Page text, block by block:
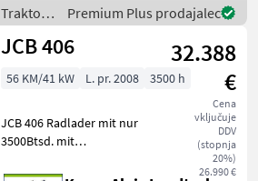
Außenbedienung
Frontkraftheber: Ja; Anzahl
Traktor /
JCB
Premium Plus prodajalec
JCB 406
32.388
€
Cena
vključuje
DDV
(stopnja
20%)
26.990 €
56 KM/41 kW L. pr. 2008 3500 h
JCB 406 Radlader mit nur
3500Btsd. mit
neuer Service, neue Reifen,